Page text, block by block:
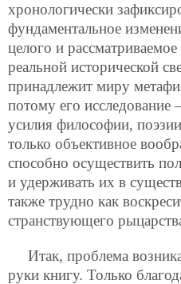
хронологически
фундаментальное
целого и
реальной исторической
принадлежит миру
потому его
усилия философии,
только объективное
способно осуществить
и удерживать их в
также трудно как
странствующего
Итак, проблема
руки книгу. Только